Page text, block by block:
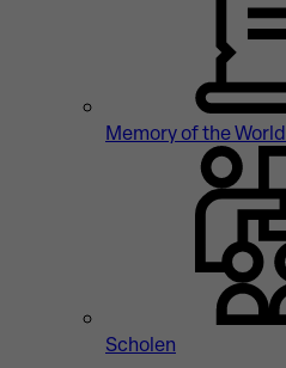
Memory of the World
Scholen